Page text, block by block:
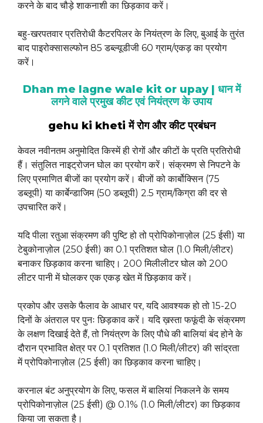
करने के बाद चौड़े शाकनाशी का छिड़काव करें।
बहु-खरपतवार प्रतिरोधी कैटरपिलर के नियंत्रण के लिए, बुआई के तुरंत
बाद पाइरोक्सासल्फोन 85 डब्ल्यूडीजी 60 ग्राम/एकड़ का प्रयोग
करें।
Dhan me lagne wale kit or upay | धान में
लगने वाले प्रमुख कीट एवं नियंत्रण के उपाय
gehu ki kheti में रोग और कीट प्रबंधन
केवल नवीनतम अनुमोदित किस्में ही रोगों और कीटों के प्रति प्रतिरोधी
हैं। संतुलित नाइट्रोजन घोल का प्रयोग करें। संक्रमण से निपटने के
लिए प्रमाणित बीजों का प्रयोग करें। बीजों को कार्बोक्सिन (75
डब्लूपी) या कार्बेन्डाजिम (50 डब्लूपी) 2.5 ग्राम/किग्रा की दर से
उपचारित करें।
यदि पीला रतुआ संक्रमण की पुष्टि हो तो प्रोपिकोनाज़ोल (25 ईसी) या
टेबुकोनाज़ोल (250 ईसी) का 0.1 प्रतिशत घोल (1.0 मिली/लीटर)
बनाकर छिड़काव करना चाहिए। 200 मिलीलीटर घोल को 200
लीटर पानी में घोलकर एक एकड़ खेत में छिड़काव करें।
प्रकोप और उसके फैलाव के आधार पर, यदि आवश्यक हो तो 15-20
दिनों के अंतराल पर पुनः छिड़काव करें। यदि ख़स्ता फफूंदी के संक्रमण
के लक्षण दिखाई देते हैं, तो नियंत्रण के लिए पौधे की बालियां बंद होने के
दौरान प्रभावित क्षेत्र पर 0.1 प्रतिशत (1.0 मिली/लीटर) की सांद्रता
में प्रोपिकोनाज़ोल (25 ईसी) का छिड़काव करना चाहिए।
करनाल बंट अनुप्रयोग के लिए, फसल में बालियां निकलने के समय
प्रोपिकोनाज़ोल (25 ईसी) @ 0.1% (1.0 मिली/लीटर) का छिड़काव
किया जा सकता है।